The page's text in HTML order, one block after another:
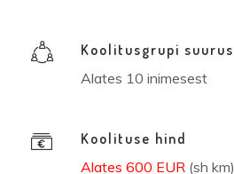
Koolitusgrupi suurus
Alates 10 inimesest
Koolituse hind
Alates 600 EUR (sh km)